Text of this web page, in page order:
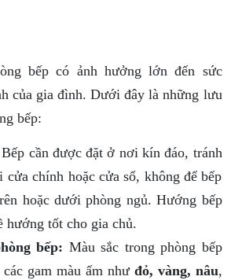
bếp có ảnh hưởng lớn đến sức
của gia đình. Dưới đây là những lưu
bếp:
Bếp cần được đặt ở nơi kín đáo, tránh
chính hoặc cửa sổ, không để bếp
hoặc dưới phòng ngủ. Hướng bếp
hướng tốt cho gia chủ.
bếp: Màu sắc trong phòng bếp
gam màu ấm như đỏ, vàng, nâu,